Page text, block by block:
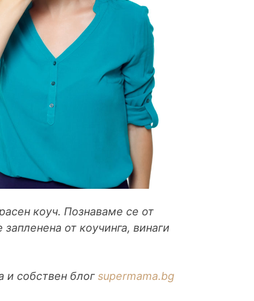
коуч. Познаваме се от
от коучинга, винаги
и собствен блогsupermama.bg